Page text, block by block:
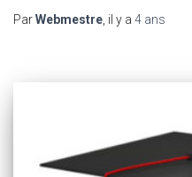
ParWebmestre, il y a 4 ans